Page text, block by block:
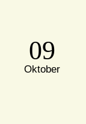
09
Oktober